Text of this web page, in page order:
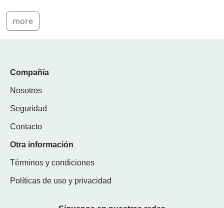
more
Compañía
Nosotros
Seguridad
Contacto
Otra información
Términos y condiciones
Políticas de uso y privacidad